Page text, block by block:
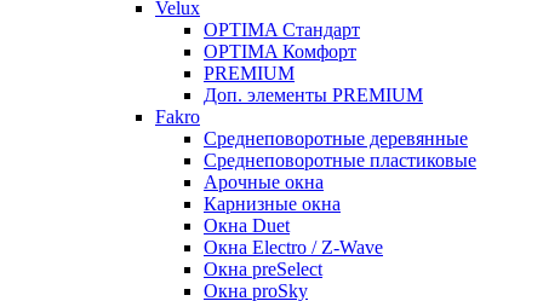
Velux
OPTIMA Стандарт
OPTIMA Комфорт
PREMIUM
Доп. элементы PREMIUM
Fakro
Cреднеповоротные деревянные
Cреднеповоротные пластиковые
Арочные окна
Карнизные окна
Окна Duet
Окна Electro / Z-Wave
Окна preSelect
Окна proSky